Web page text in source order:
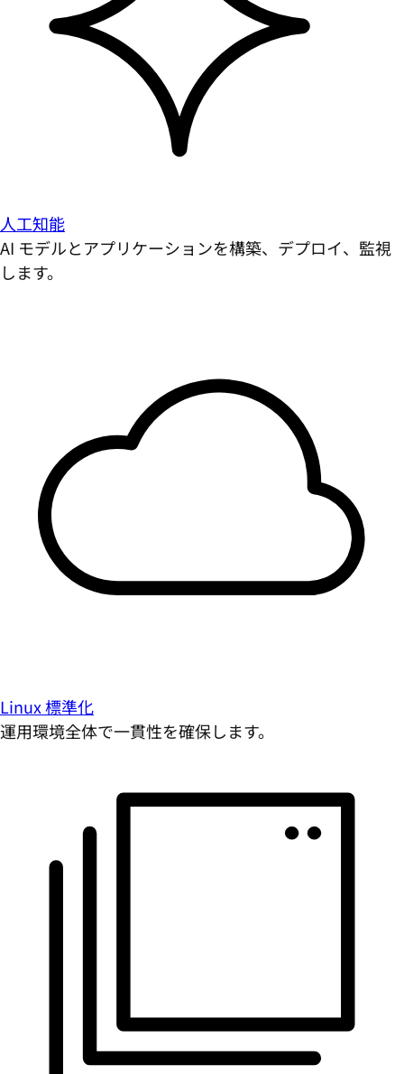
人工知能
AI モデルとアプリケーションを構築、デプロイ、監視
します。
Linux 標準化
運用環境全体で一貫性を確保します。